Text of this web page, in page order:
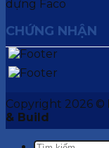
CHỨNG NHẬN
Copyright 2026 ©
& Build